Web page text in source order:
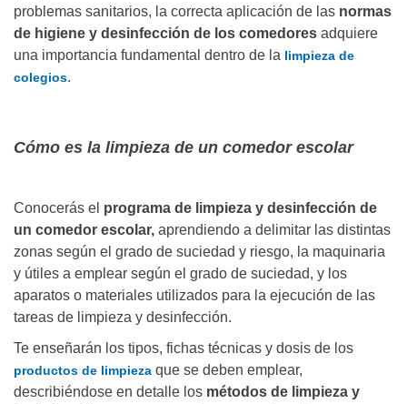
problemas sanitarios, la correcta aplicación de las normas
de higiene y desinfección de los comedores adquiere
una importancia fundamental dentro de la limpieza de
colegios.
Cómo es la limpieza de un comedor escolar
Conocerás el programa de limpieza y desinfección de
un comedor escolar, aprendiendo a delimitar las distintas
zonas según el grado de suciedad y riesgo, la maquinaria
y útiles a emplear según el grado de suciedad, y los
aparatos o materiales utilizados para la ejecución de las
tareas de limpieza y desinfección.
Te enseñarán los tipos, fichas técnicas y dosis de los
productos de limpieza que se deben emplear,
describiéndose en detalle los métodos de limpieza y